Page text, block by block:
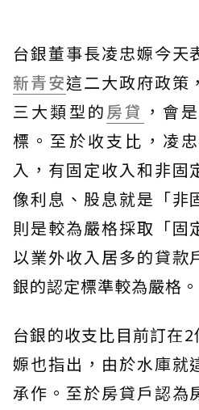
台銀董事長凌忠嫄今天
新青安這二大政府政策
三大類型的房貸 ，會
標。至於收支比，凌
入，有固定收入和非固
像利息、股息就是「非
則是較為嚴格採取「固
以業外收入居多的貸款
銀的認定標準較為嚴格。
台銀的收支比目前訂在
嫄也指出，由於水庫就
承作。至於房貸戶認為